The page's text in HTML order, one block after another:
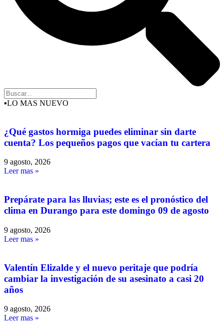
▪️LO MAS NUEVO
¿Qué gastos hormiga puedes eliminar sin darte
cuenta? Los pequeños pagos que vacían tu cartera
9 agosto, 2026
Leer mas »
Prepárate para las lluvias; este es el pronóstico del
clima en Durango para este domingo 09 de agosto
9 agosto, 2026
Leer mas »
Valentín Elizalde y el nuevo peritaje que podría
cambiar la investigación de su asesinato a casi 20
años
9 agosto, 2026
Leer mas »